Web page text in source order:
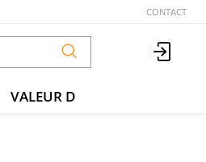
CONTACT
VALEUR D